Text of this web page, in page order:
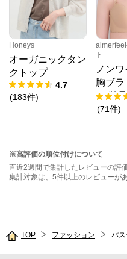
Honeys
オーガニックタン
クトップ
4.7
(183件)
ト
ノン
胸ブラ
ス 単
ー
(71件)
※高評価の順位付けについて
直近2週間で集計したレビューの評
集計対象は、5件以上のレビューが
TOP ファッション パ